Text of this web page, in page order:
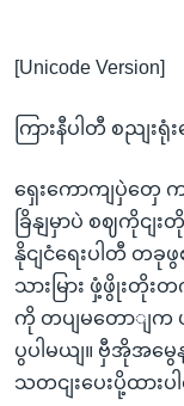
[Unicode Version]
ကြားနီပါတီ စညျး
ရှေးကောကျပှဲတှေ
ခြိနျမှာပဲ စဈကိုငျး
နိုငျငံရေးပါတီ တခုဖွ
သားမြား ဖှံ့ဖွိုးတိုး
ကို တပျမတောျက
ပွပါမယျ။ ဗှီအိုအမွေ
သတငျးပေးပို့ထားပ